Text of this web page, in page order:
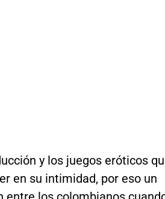
y los juegos eróticos
en su intimidad, por eso un